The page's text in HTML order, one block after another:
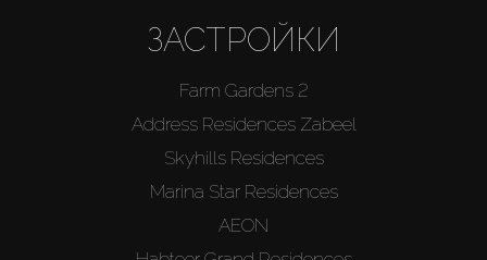
ЗАСТРОЙКИ
Farm Gardens 2
Address Residences Zabeel
Skyhills Residences
Marina Star Residences
AEON